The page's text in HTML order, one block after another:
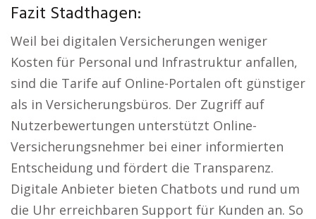
Fazit Stadthagen:
Weil bei digitalen Versicherungen weniger
Kosten für Personal und Infrastruktur anfallen,
sind die Tarife auf Online-Portalen oft günstiger
als in Versicherungsbüros. Der Zugriff auf
Nutzerbewertungen unterstützt Online-
Versicherungsnehmer bei einer informierten
Entscheidung und fördert die Transparenz.
Digitale Anbieter bieten Chatbots und rund um
die Uhr erreichbaren Support für Kunden an. So